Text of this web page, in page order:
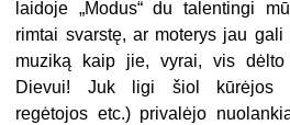
laidoje „Modus“ du talentingi
rimtai svarstę, ar moterys jau
muziką kaip jie, vyrai, vis
Dievui! Juk ligi šiol kūrėjos
regėtojos etc.) privalėjo